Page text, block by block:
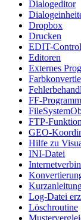
Dialogeditor
Dropbox
Drucken
EDIT-Control
Editoren
Externes
FF-
FTP-
GEO-
Hilfe zu
INI-Datei
Log-Datei
Löschroutine